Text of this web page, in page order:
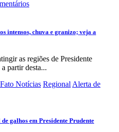
intensos, chuva e granizo; veja a
as regiões de Presidente
partir desta...
Notícias Regional Alerta de
galhos em Presidente Prudente